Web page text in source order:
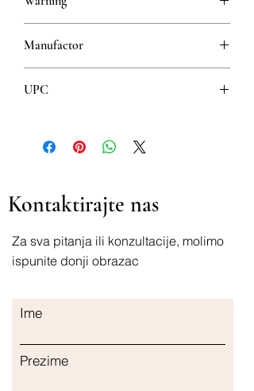
a valid prescription when ordering
Manufactor
UPC
Kontaktirajte nas
Za sva pitanja ili konzultacije, molimo
ispunite donji obrazac
Ime
Prezime